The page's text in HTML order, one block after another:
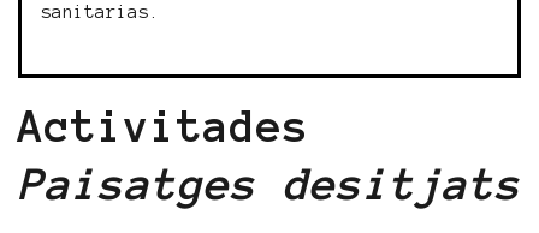
sanitarias.
Activitades
Paisatges desitjats